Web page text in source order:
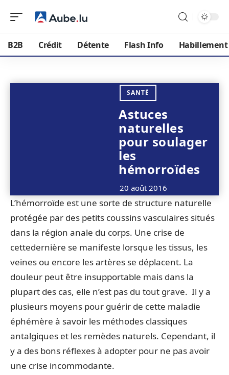
B2B Crédit Détente Flash Info Habillement
SANTÉ
Astuces
naturelles
pour soulager
les
hémorroïdes
20 août 2016
L’hémorroïde est une sorte de structure naturelle
protégée par des petits coussins vasculaires situés
dans la région anale du corps. Une crise de
cettedernière se manifeste lorsque les tissus, les
veines ou encore les artères se déplacent. La
douleur peut être insupportable mais dans la
plupart des cas, elle n’est pas du tout grave. Il y a
plusieurs moyens pour guérir de cette maladie
éphémère à savoir les méthodes classiques
antalgiques et les remèdes naturels. Cependant, il
y a des bons réflexes à adopter pour ne pas avoir
une crise incommodante.